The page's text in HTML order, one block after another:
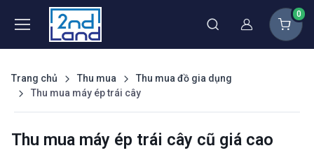
Thành viên
0
Trang chủ Thu mua
Thu mua đồ gia dụng
Thu mua máy ép trái cây
Thu mua máy ép trái cây cũ giá cao